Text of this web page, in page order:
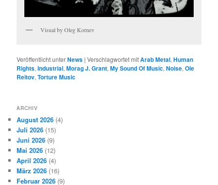
Visual by Oleg Kornev
Veröffentlicht unterNews |Verschlagwortet mitArab Metal,Human
Rights,Industrial,Morag J. Grant,My Sound Of Music,Noise,Ole
Reitov,Torture Music
ARCHIV
August 2026 (4)
Juli 2026 (15)
Juni 2026 (9)
Mai 2026 (12)
April 2026 (4)
März 2026 (16)
Februar 2026 (9)